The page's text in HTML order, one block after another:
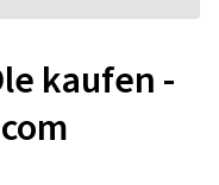
kaufen -